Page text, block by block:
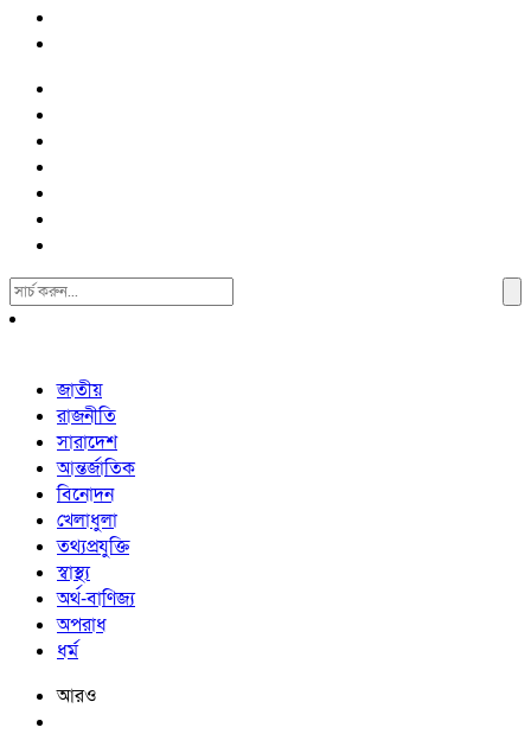
Search
For:
জাতীয়
রাজনীতি
সারাদেশ
আন্তর্জাতিক
বিনোদন
খেলাধুলা
তথ্যপ্রযুক্তি
স্বাস্থ্য
অর্থ-বাণিজ্য
অপরাধ
ধর্ম
আরও